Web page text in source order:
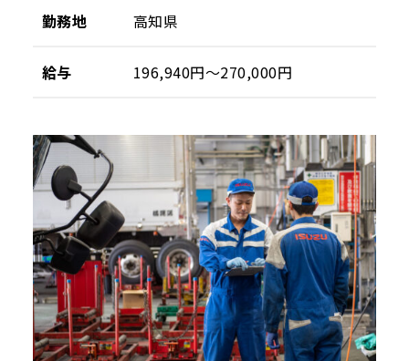
勤務地 高知県
給与 196,940円〜270,000円